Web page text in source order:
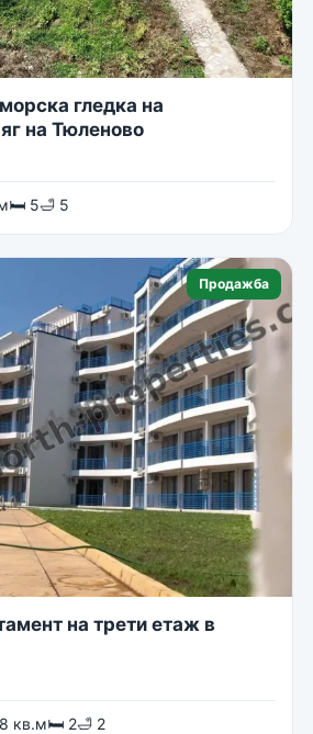
гледка на
на Тюленово
🛏 5🛁 5
Продажба
на трети етаж в
кв.м🛏 2🛁 2